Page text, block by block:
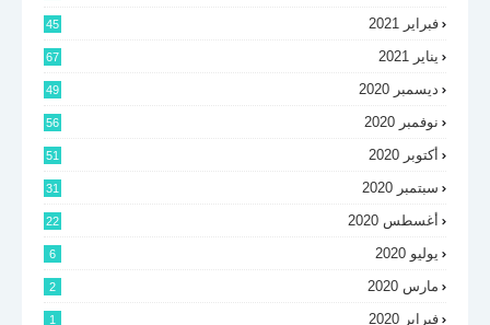
فبراير 2021 45
يناير 2021 67
ديسمبر 2020 49
نوفمبر 2020 56
أكتوبر 2020 51
سبتمبر 2020 31
أغسطس 2020 22
يوليو 2020 6
مارس 2020 2
فبراير 2020 1